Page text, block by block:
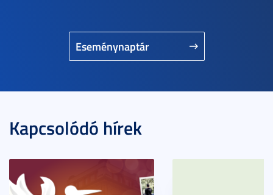
Eseménynaptár
Kapcsolódó hírek